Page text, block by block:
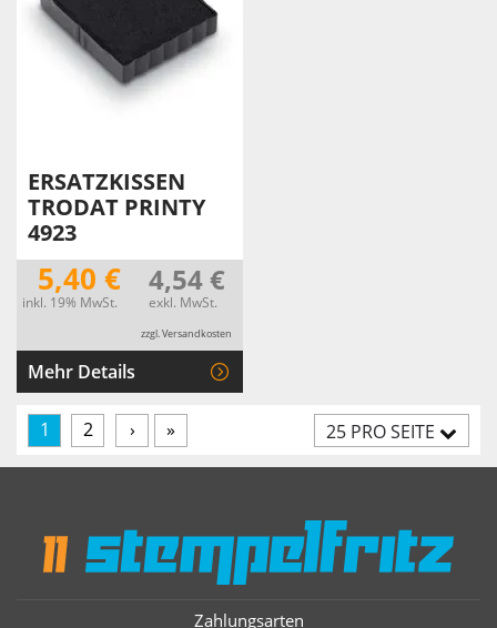
ERSATZKISSEN
TRODAT PRINTY
4923
5,40 €
inkl. 19% MwSt.
4,54 €
exkl. MwSt.
zzgl. Versandkosten
Mehr Details
25 PRO SEITE
1 2 › »
Zahlungsarten